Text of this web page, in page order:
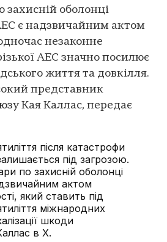
захисній оболонці
є надзвичайним актом
незаконне
АЕС значно посилює
життя та довкілля.
представник
Кая Каллас, передає
після катастрофи
під загрозою.
по захисній оболонці
актом
який ставить під
міжнародних
шкоди
в Х.